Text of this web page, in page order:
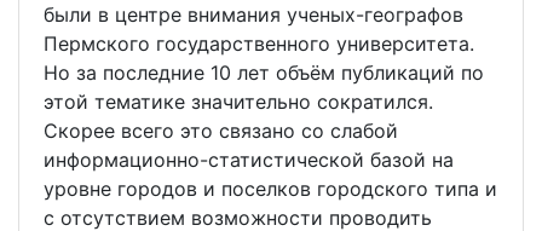
были в центре внимания ученых-географов
Пермского государственного университета.
Но за последние 10 лет объём публикаций по
этой тематике значительно сократился.
Скорее всего это связано со слабой
информационно-статистической базой на
уровне городов и поселков городского типа и
с отсутствием возможности проводить